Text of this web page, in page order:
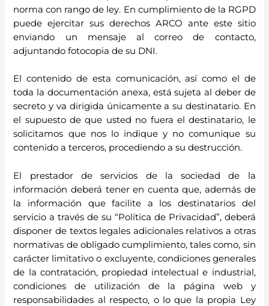
norma con rango de ley. En cumplimiento de la RGPD
puede ejercitar sus derechos ARCO ante este sitio
enviando un mensaje al correo de contacto,
adjuntando fotocopia de su DNI.
El contenido de esta comunicación, así como el de
toda la documentación anexa, está sujeta al deber de
secreto y va dirigida únicamente a su destinatario. En
el supuesto de que usted no fuera el destinatario, le
solicitamos que nos lo indique y no comunique su
contenido a terceros, procediendo a su destrucción.
El prestador de servicios de la sociedad de la
información deberá tener en cuenta que, además de
la información que facilite a los destinatarios del
servicio a través de su “Política de Privacidad”, deberá
disponer de textos legales adicionales relativos a otras
normativas de obligado cumplimiento, tales como, sin
carácter limitativo o excluyente, condiciones generales
de la contratación, propiedad intelectual e industrial,
condiciones de utilización de la página web y
responsabilidades al respecto, o lo que la propia Ley